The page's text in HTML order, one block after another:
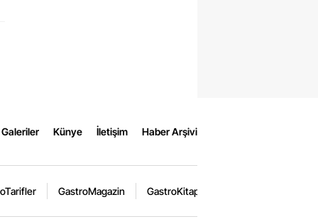
Künye İletişim Haber Arşivi
GastroMagazin GastroKitap